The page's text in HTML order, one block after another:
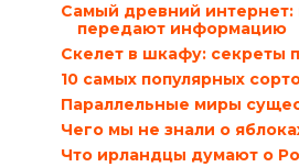
Самый древний интернет:
передают информацию
Скелет в шкафу: секреты
10 самых популярных
Параллельные миры
Чего мы не знали о
Что ирландцы думают о